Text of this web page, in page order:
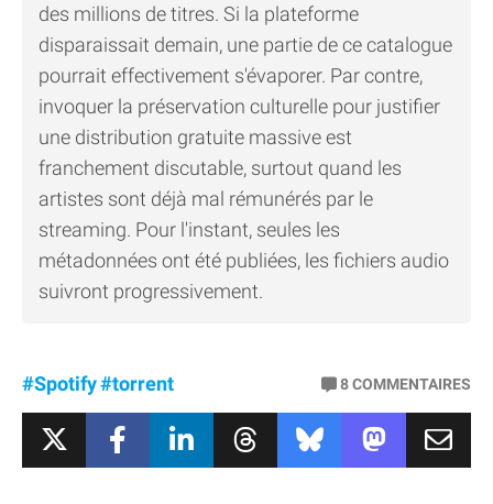
des millions de titres. Si la plateforme
disparaissait demain, une partie de ce catalogue
pourrait effectivement s'évaporer. Par contre,
invoquer la préservation culturelle pour justifier
une distribution gratuite massive est
franchement discutable, surtout quand les
artistes sont déjà mal rémunérés par le
streaming. Pour l'instant, seules les
métadonnées ont été publiées, les fichiers audio
suivront progressivement.
#Spotify#torrent 8COMMENTAIRES